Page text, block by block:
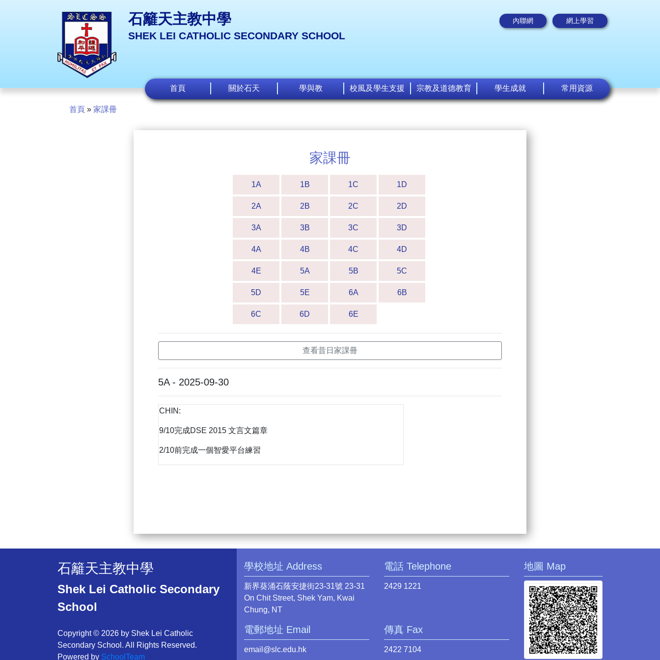
石籬天主教中學
SHEK LEI CATHOLIC SECONDARY SCHOOL
內聯網 網上學習
首頁 關於石天 學與教 校風及學生支援 宗教及道德教育 學生成就 常用資源
首頁 » 家課冊
家課冊
1A 1B 1C 1D
2A 2B 2C 2D
3A 3B 3C 3D
4A 4B 4C 4D
4E 5A 5B 5C
5D 5E 6A 6B
6C 6D 6E
查看昔日家課冊
5A - 2025-09-30
CHIN:
9/10完成DSE 2015 文言文篇章
2/10前完成一個智愛平台練習
石籬天主教中學
Shek Lei Catholic Secondary
School
Copyright © 2026 by Shek Lei Catholic
Secondary School. All Rights Reserved.
Powered by SchoolTeam
學校地址 Address
新界葵涌石蔭安捷街23-31號 23-31
On Chit Street, Shek Yam, Kwai
Chung, NT
電話 Telephone
2429 1221
電郵地址 Email
email@slc.edu.hk
傳真 Fax
2422 7104
地圖 Map